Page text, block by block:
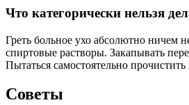
Что категорически нельзя
Греть больное ухо абсолютно ничем
спиртовые растворы. Закапывать
Пытаться самостоятельно
Советы